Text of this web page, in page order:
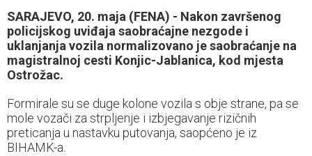
SARAJEVO, 20. maja (FENA) - Nakon završenog
policijskog uviđaja saobraćajne nezgode i
uklanjanja vozila normalizovano je saobraćanje na
magistralnoj cesti Konjic-Jablanica, kod mjesta
Ostrožac.
Formirale su se duge kolone vozila s obje strane, pa se
mole vozači za strpljenje i izbjegavanje rizičnih
preticanja u nastavku putovanja, saopćeno je iz
BIHAMK-a.